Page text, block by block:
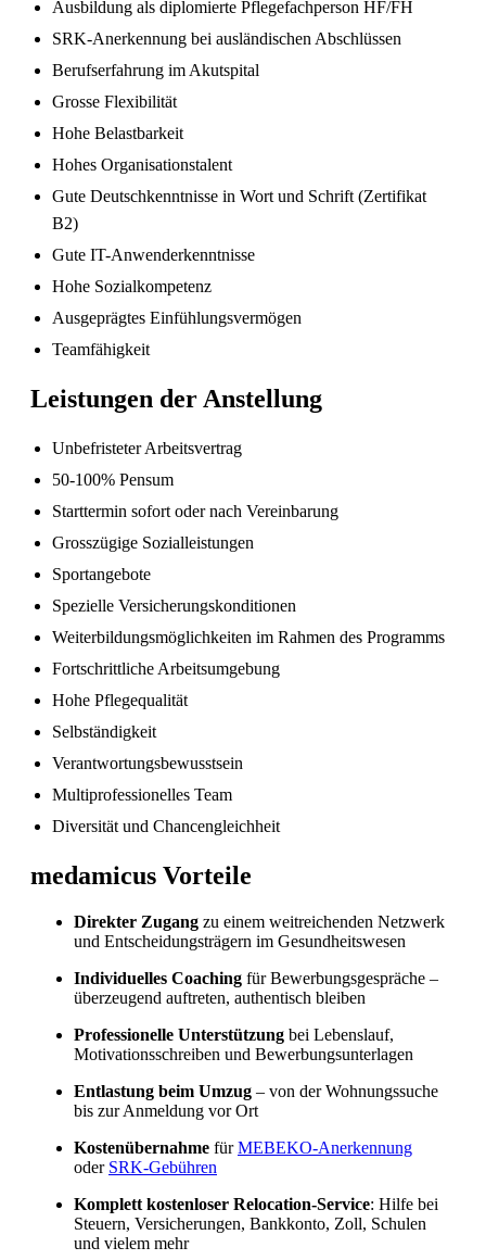
Die gefragtesten Gesundheitsberufe in der
Schweiz im Jahr 2026
Fachkräftemangel in Gesundheitsberufen 2026
in der Schweiz: Herausforderungen und
Ausbildung als diplomierte Pflegefachperson HF/FH
SRK-Anerkennung bei ausländischen Abschlüssen
Berufserfahrung im Akutspital
Grosse Flexibilität
Hohe Belastbarkeit
Hohes Organisationstalent
Gute Deutschkenntnisse in Wort und Schrift (Zertifikat
B2)
Gute IT-Anwenderkenntnisse
Hohe Sozialkompetenz
Ausgeprägtes Einfühlungsvermögen
Teamfähigkeit
Leistungen der Anstellung
Unbefristeter Arbeitsvertrag
50-100% Pensum
Starttermin sofort oder nach Vereinbarung
Grosszügige Sozialleistungen
Sportangebote
Spezielle Versicherungskonditionen
Weiterbildungsmöglichkeiten im Rahmen des Programms
Fortschrittliche Arbeitsumgebung
Hohe Pflegequalität
Selbständigkeit
Verantwortungsbewusstsein
Multiprofessionelles Team
Diversität und Chancengleichheit
medamicus Vorteile
Direkter Zugang zu einem weitreichenden Netzwerk
und Entscheidungsträgern im Gesundheitswesen
Individuelles Coaching für Bewerbungsgespräche –
überzeugend auftreten, authentisch bleiben
Professionelle Unterstützung bei Lebenslauf,
Motivationsschreiben und Bewerbungsunterlagen
Entlastung beim Umzug – von der Wohnungssuche
bis zur Anmeldung vor Ort
Kostenübernahme fürMEBEKO-Anerkennung
oder SRK-Gebühren
Komplett kostenloser Relocation-Service: Hilfe bei
Steuern, Versicherungen, Bankkonto, Zoll, Schulen
und vielem mehr